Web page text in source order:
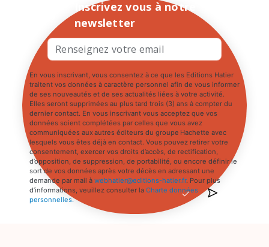
Inscrivez vous à notre
newsletter
En vous inscrivant, vous consentez à ce que les Editions Hatier
traitent vos données à caractère personnel afin de vous informer
de ses nouveautés et de ses actualités liées à votre activité.
Elles seront supprimées au plus tard trois (3) ans à compter du
dernier contact. En vous inscrivant vous acceptez que vos
données soient complétées par celles que vous avez
communiquées aux autres éditeurs du groupe Hachette avec
lesquels vous êtes déjà en contact. Vous pouvez retirer votre
consentement, exercer vos droits d’accès, de rectification,
d’opposition, de suppression, de portabilité, ou encore définir le
sort de vos données après votre décès en adressant une
demande par mail à webhatier@editions-hatier.fr. Pour plus
d’informations, veuillez consulter la Charte données
personnelles.